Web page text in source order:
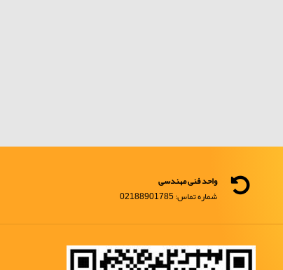
واحد فنی مهندسی
شماره تماس: 02188901785